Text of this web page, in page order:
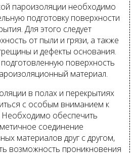
пароизоляции необходимо
подготовку поверхности
Для этого следует
от пыли и грязи, а также
и дефекты основания.
поверхность
материал.
в полах и перекрытиях
с особым вниманием к
Необходимо обеспечить
соединение
материалов друг с другом,
возможность проникновения